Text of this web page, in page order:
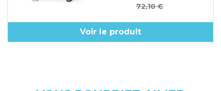
Prix de base
72,10 €
Voir le produit